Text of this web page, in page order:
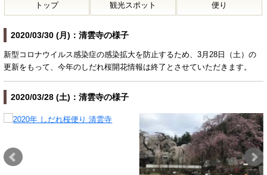
トップ
観光スポット
便り
2020/03/30 (月)：清雲寺の様子
新型コロナウイルス感染症の感染拡大を防止するため、3月28日（土）の
更新をもって、今年のしだれ桜開花情報は終了とさせていただきます。
2020/03/28 (土)：清雲寺の様子